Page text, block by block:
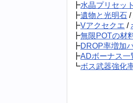
┣水晶プリセッ
┣遺物と光明石 /
┣Vアクセクエ /
┣無限POTの材
┣DROP率増加
┣ADボーナス一
┗ボス武器強化